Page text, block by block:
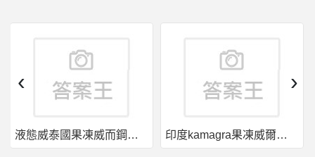
棒
球- 各聯盟有什麼防堵擺爛搶狀元的手段 各聯盟有什麼防堵擺爛搶狀元的手段
郵輪旅行- 哥詩達號的套房
液態威泰國果凍威而鋼哪裡買 印度kamagra果凍威爾剛用於治療男性勃起功能障礙
‹ ›